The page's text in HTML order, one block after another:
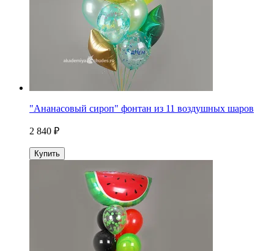
"Ананасовый сироп" фонтан из 11 воздушных шаров
2 840 ₽
Купить